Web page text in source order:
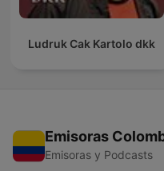
Ludruk Cak Kartolo dkk
Emisoras
Emisoras y Podcasts